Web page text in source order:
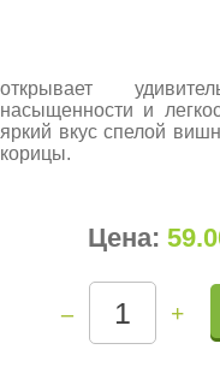
открывает
насыщенности и
яркий вкус спелой
корицы.
Цена:
– +